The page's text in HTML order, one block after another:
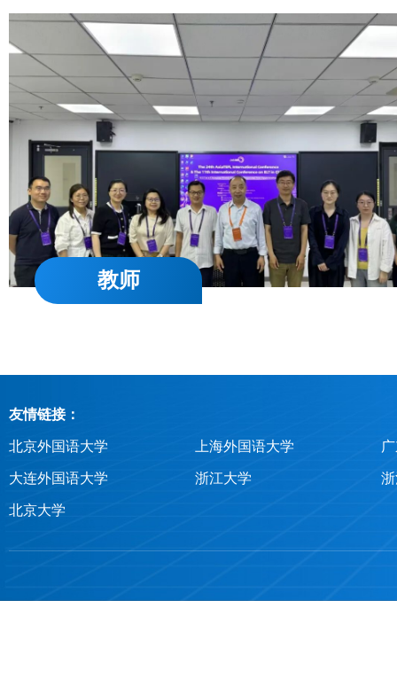
教师
友情链接：
北京外国语大学 上海外国语大学
大连外国语大学 浙江大学
北京大学